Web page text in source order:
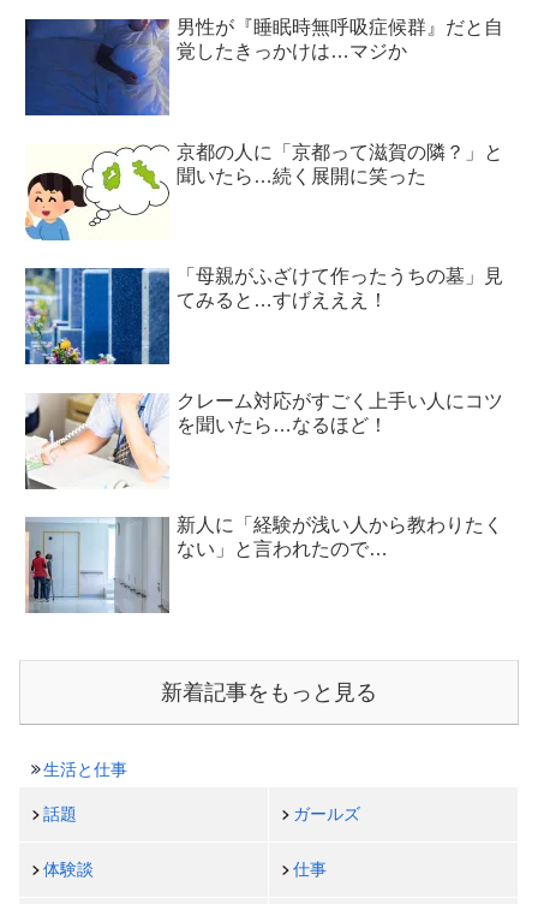
男性が『睡眠時無呼吸症候群』だと自
覚したきっかけは…マジか
京都の人に「京都って滋賀の隣？」と
聞いたら…続く展開に笑った
「母親がふざけて作ったうちの墓」見
てみると…すげえええ！
クレーム対応がすごく上手い人にコツ
を聞いたら…なるほど！
新人に「経験が浅い人から教わりたく
ない」と言われたので…
新着記事をもっと見る
生活と仕事
話題 ガールズ
体験談 仕事